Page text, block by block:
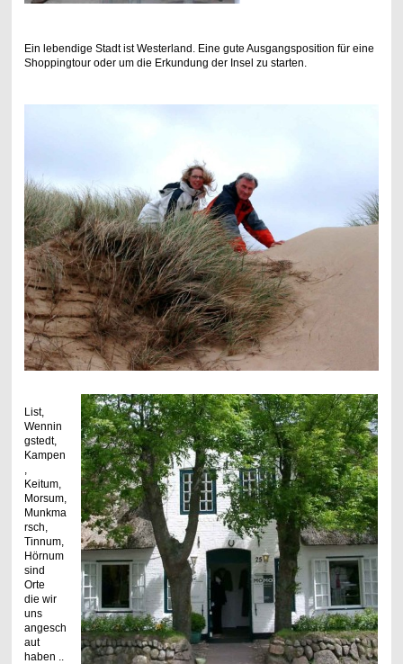
Ein lebendige Stadt ist Westerland. Eine gute Ausgangsposition für eine
Shoppingtour oder um die Erkundung der Insel zu starten.
List,
Wennin
gstedt,
Kampen
,
Keitum,
Morsum,
Munkma
rsch,
Tinnum,
Hörnum
sind
Orte
die wir
uns
angesch
aut
haben ..